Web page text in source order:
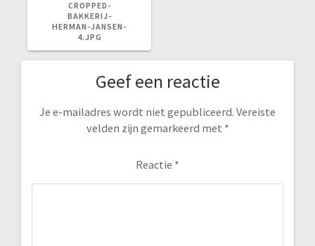
CROPPED-
BAKKERIJ-
HERMAN-JANSEN-
4.JPG
Geef een reactie
Je e-mailadres wordt niet gepubliceerd. Vereiste
velden zijn gemarkeerd met *
Reactie *